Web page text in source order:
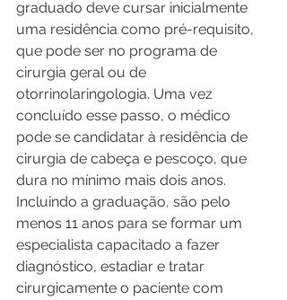
graduado deve cursar inicialmente
uma residência como pré-requisito,
que pode ser no programa de
cirurgia geral ou de
otorrinolaringologia. Uma vez
concluído esse passo, o médico
pode se candidatar à residência de
cirurgia de cabeça e pescoço, que
dura no mínimo mais dois anos.
Incluindo a graduação, são pelo
menos 11 anos para se formar um
especialista capacitado a fazer
diagnóstico, estadiar e tratar
cirurgicamente o paciente com